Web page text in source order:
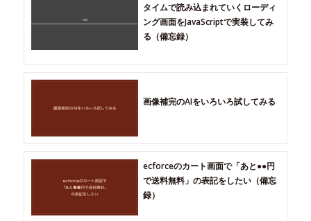
タイムで読み込まれていくローディ
ング画面をJavaScriptで実装してみ
る（備忘録）
画像補完のAIをいろいろ試してみる
ecforceのカート画面で「あと●●円
で送料無料」の表記をしたい（備忘
録）